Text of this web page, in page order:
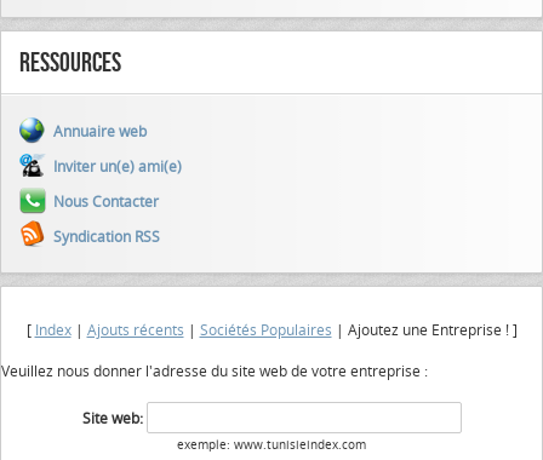
Ressources
Annuaire web
Inviter un(e) ami(e)
Nous Contacter
Syndication RSS
[ Index| Ajouts récents | Sociétés Populaires | Ajoutez une Entreprise ! ]
Veuillez nous donner l'adresse du site web de votre entreprise :
Site web:
exemple: www.tunisieindex.com